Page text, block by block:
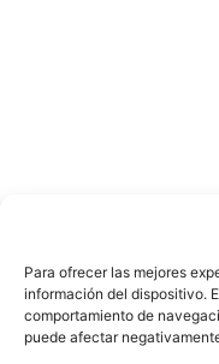
Para ofrecer las mejores
información del dispositivo.
comportamiento de
puede afectar